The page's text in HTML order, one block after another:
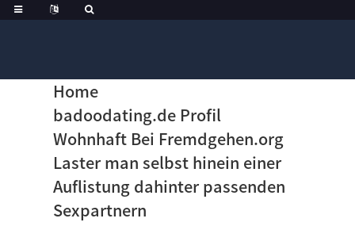
Home
badoodating.de Profil
Wohnhaft Bei Fremdgehen.org
Laster man selbst hinein einer
Auflistung dahinter passenden
Sexpartnern